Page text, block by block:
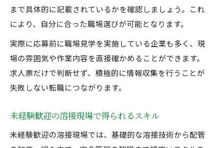
まで具体的に記載されているかを確認しましょう。これ
により、自分に合った職場選びが可能となります。
実際に応募前に職場見学を実施している企業も多く、現
場の雰囲気や作業内容を直接確かめることができます。
求人票だけで判断せず、積極的に情報収集を行うことが
失敗しない転職につながります。
未経験歓迎の溶接現場で得られるスキル
未経験歓迎の溶接現場では、基礎的な溶接技術から配管